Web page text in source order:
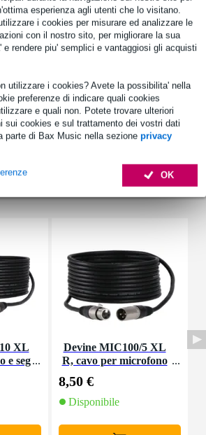
esperienza agli utenti che lo visitano.
i cookies per misurare ed analizzare le
con il nostro sito, per migliorare la sua
e rendere piu' semplici e vantaggiosi gli acquisti
utilizzare i cookies? Avete la possibilita' nella
preferenze di indicare quali cookies
e quali non. Potete trovare ulteriori
sui cookies e sul trattamento dei vostri dati
parte di Bax Music nella sezione privacy
OK
XL
e seg
Devine MIC100/5 XL
R, cavo per microfono
8,50 €
Disponibile